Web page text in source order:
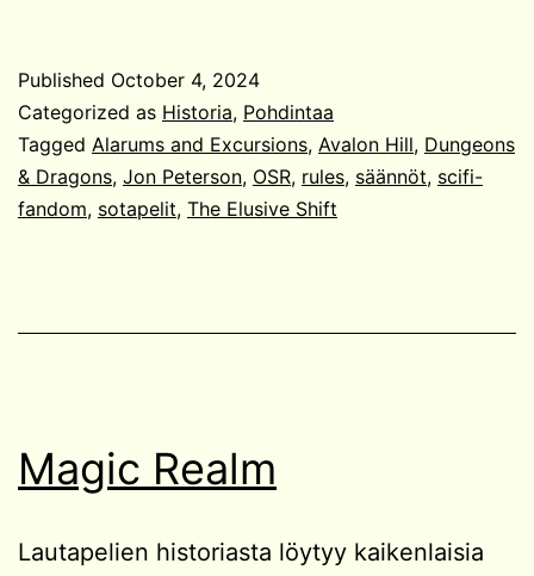
väliä
Published October 4, 2024
Categorized as Historia, Pohdintaa
Tagged Alarums and Excursions, Avalon Hill, Dungeons
& Dragons, Jon Peterson, OSR, rules, säännöt, scifi-
fandom, sotapelit, The Elusive Shift
Magic Realm
Lautapelien historiasta löytyy kaikenlaisia